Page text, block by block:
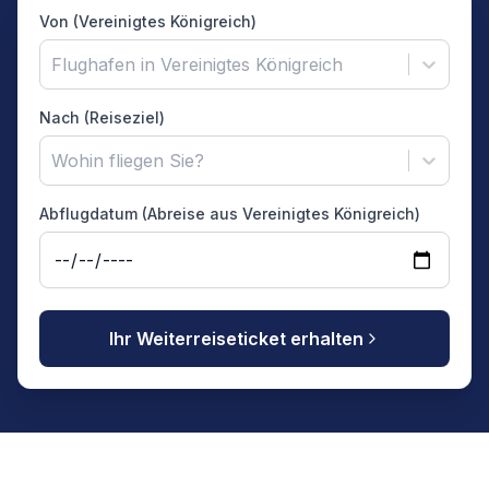
Von (Vereinigtes Königreich)
Flughafen in Vereinigtes Königreich
Nach (Reiseziel)
Wohin fliegen Sie?
Abflugdatum (Abreise aus Vereinigtes Königreich)
Ihr Weiterreiseticket erhalten